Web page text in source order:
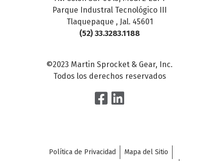
Parque Industral Tecnológico III
Tlaquepaque , Jal. 45601
(52) 33.3283.1188
©2023 Martin Sprocket & Gear, Inc.
Todos los derechos reservados
Política de Privacidad Mapa del Sitio